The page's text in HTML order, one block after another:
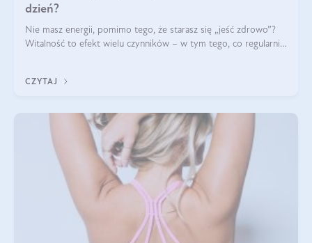
dzień?
Nie masz energii, pomimo tego, że starasz się „jeść zdrowo”?
Witalność to efekt wielu czynników – w tym tego, co regularnie
CZYTAJ